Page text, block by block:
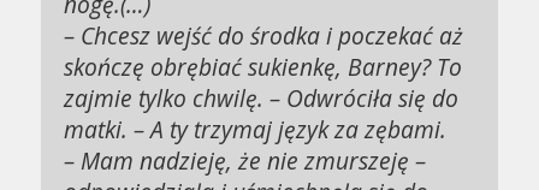
– Chcesz wejść do środka i poczekać aż
skończę obrębiać sukienkę, Barney? To
zajmie tylko chwilę. – Odwróciła się do
matki. – A ty trzymaj język za zębami.
– Mam nadzieję, że nie zmurszeję –